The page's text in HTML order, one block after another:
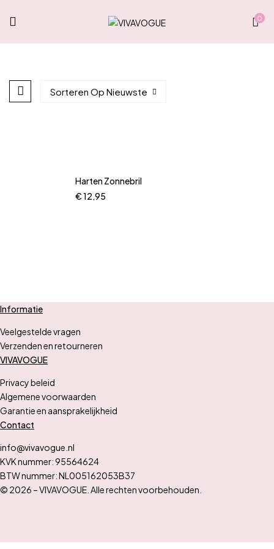
0
Sorteren Op Nieuwste
Harten Zonnebril
€12,95
Informatie
Veelgestelde vragen
Verzenden en retourneren
VIVAVOGUE
Privacy beleid
Algemene voorwaarden
Garantie en aansprakelijkheid
Contact
info@vivavogue.nl
KVK nummer: 95564624
BTW nummer: NL005162053B37
© 2026 – VIVAVOGUE. Alle rechten voorbehouden.